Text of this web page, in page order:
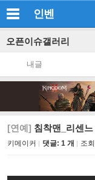
인벤
오픈이슈갤러리
내글
[연예] 침착맨_리센느
키메이커 댓글: 1 개 조